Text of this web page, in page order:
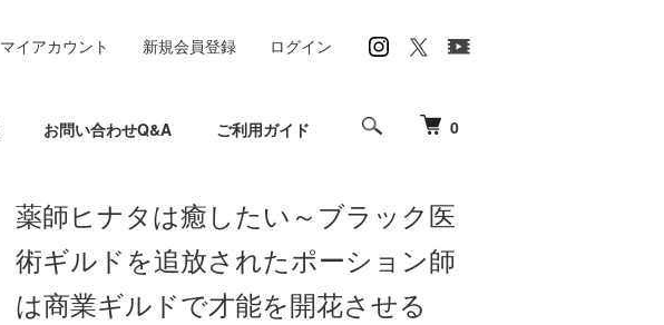
0
お問い合わせQ&A ご利用ガイド
マイアカウント 新規会員登録 ログイン
薬師ヒナタは癒したい～ブラック医
術ギルドを追放されたポーション師
は商業ギルドで才能を開花させる